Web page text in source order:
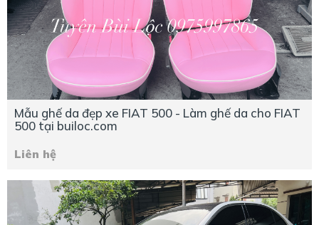
Mẫu ghế da đẹp xe FIAT 500 - Làm ghế da cho FIAT
500 tại builoc.com
Liên hệ